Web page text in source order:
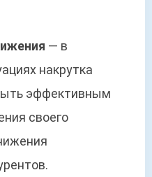
— в
накрутка
эффективным
своего